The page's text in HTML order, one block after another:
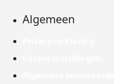
Algemeen